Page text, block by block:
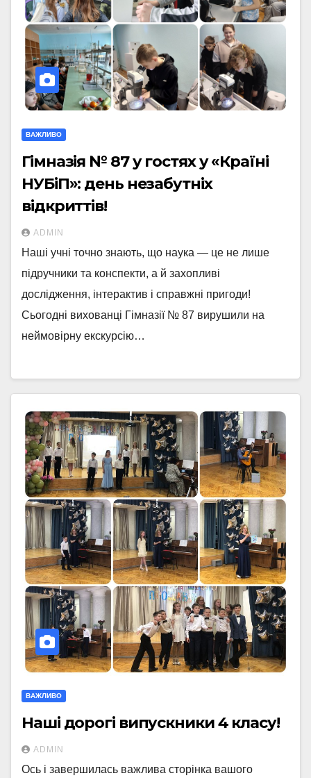
ВАЖЛИВО
Гімназія № 87 у гостях у «Країні
НУБіП»: день незабутніх
відкриттів!
ADMIN
Наші учні точно знають, що наука — це не лише
підручники та конспекти, а й захопливі
дослідження, інтерактив і справжні пригоди!
Сьогодні вихованці Гімназії № 87 вирушили на
неймовірну екскурсію…
ВАЖЛИВО
Наші дорогі випускники 4 класу!
ADMIN
Ось і завершилась важлива сторінка вашого